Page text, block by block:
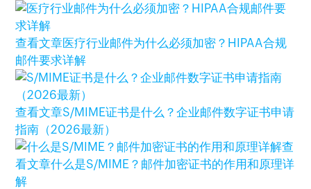
查看文章医疗行业邮件为什么必须加密？HIPAA合规
邮件要求详解
查看文章S/MIME证书是什么？企业邮件数字证书申请
指南（2026最新）
查
看文章什么是S/MIME？邮件加密证书的作用和原理详
解